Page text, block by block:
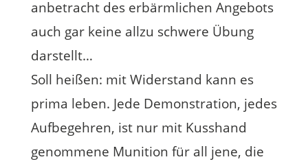
anbetracht des erbärmlichen Angebots
auch gar keine allzu schwere Übung
darstellt…
Soll heißen: mit Widerstand kann es
prima leben. Jede Demonstration, jedes
Aufbegehren, ist nur mit Kusshand
genommene Munition für all jene, die